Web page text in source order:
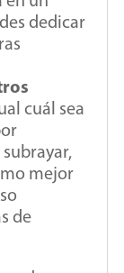
dedicar
cuál sea
mejor
de